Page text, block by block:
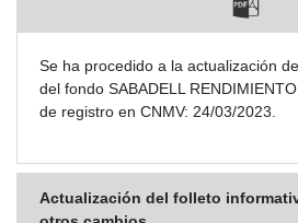
Se ha procedido a la actualización
del fondo SABADELL
de registro en CNMV: 24/03/2023.
Actualización del folleto